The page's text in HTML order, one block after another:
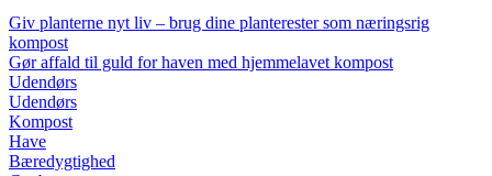
Giv planterne nyt liv – brug dine planterester som næringsrig
kompost
Gør affald til guld for haven med hjemmelavet kompost
Udendørs
Udendørs
Kompost
Have
Bæredygtighed